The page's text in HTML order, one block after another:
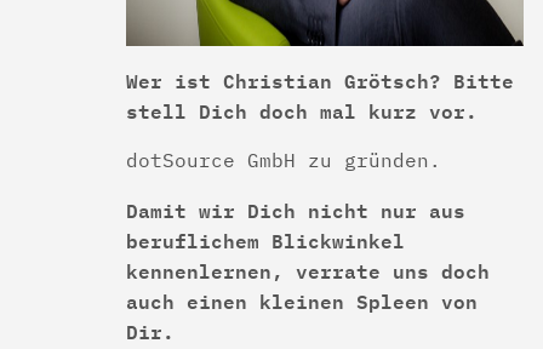
Wer ist Christian Grötsch? Bitte
stell Dich doch mal kurz vor.
dotSource GmbH zu gründen.
Damit wir Dich nicht nur aus
beruflichem Blickwinkel
kennenlernen, verrate uns doch
auch einen kleinen Spleen von
Dir.